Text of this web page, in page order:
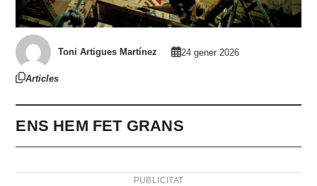
Toni Artigues Martínez 24 gener 2026
Articles
ENS HEM FET GRANS
PUBLICITAT